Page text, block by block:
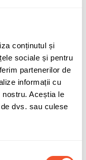
conținutul și
sociale și pentru
partenerilor de
informații cu
Aceștia le
dvs. sau culese
cu peretii laterali
pentru a putea sustine
sporita
pentru utilizare pe
marcaj specific
de iarna si all